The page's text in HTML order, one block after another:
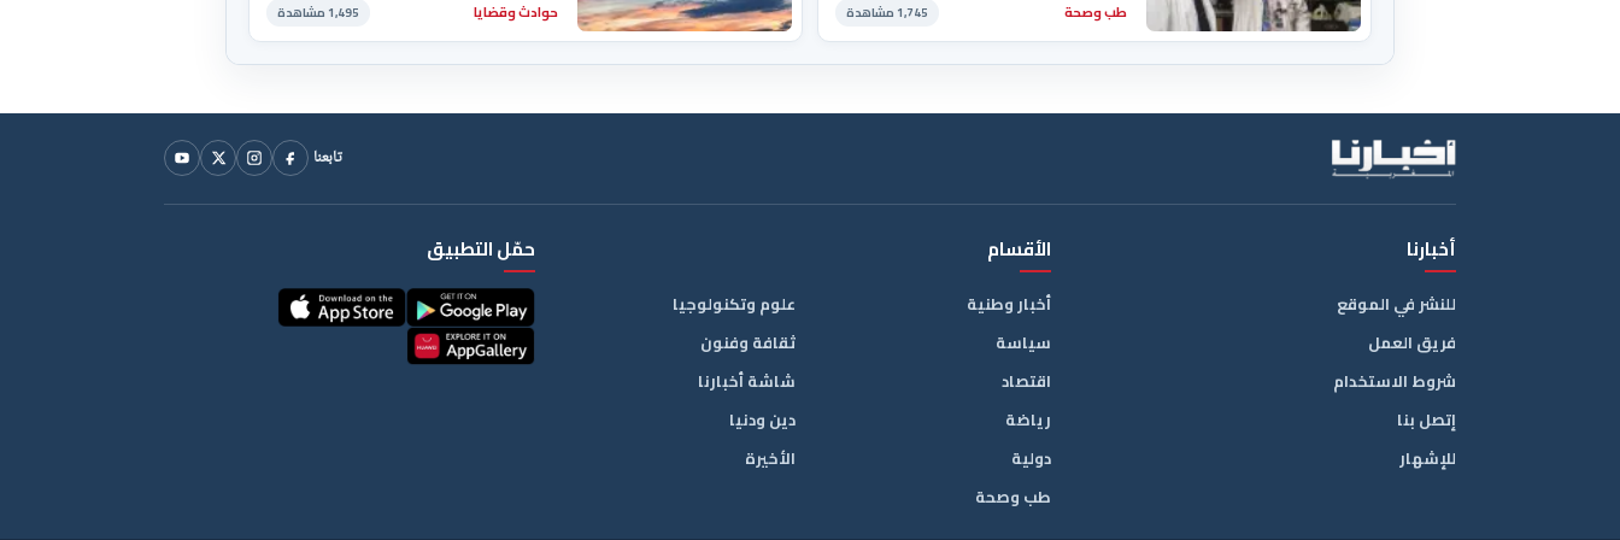
طب وصحة 1,745 مشاهدة حوادث وقضايا 1,495 مشاهدة
تابعنا
الأقسام
أخبار وطنية
سياسة
اقتصاد
رياضة
دولية
طب وصحة
علوم وتكنولوجيا
ثقافة وفنون
شاشة أخبارنا
دين ودنيا
الأخيرة
أخبارنا
للنشر في الموقع
فريق العمل
شروط الاستخدام
إتصل بنا
للإشهار
حمّل التطبيق